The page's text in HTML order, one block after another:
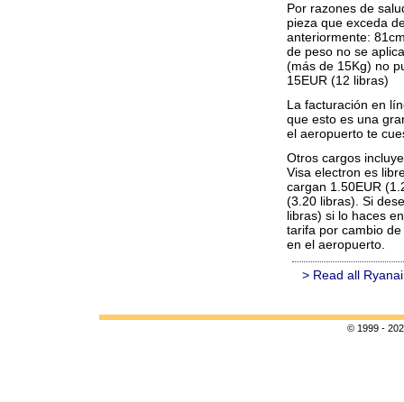
Por razones de
pieza que exceda
anteriormente:
de peso no se
(más de 15Kg) no
15EUR (12 libras)
La facturación en
que esto es una
el aeropuerto te
Otros cargos
Visa electron es
cargan 1.50EUR
(3.20 libras). Si
libras) si lo haces
tarifa por cambio
en el aeropuerto.
> Read all
© 1999 -